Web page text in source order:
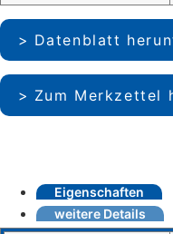
Datenblatt
Zum Merkzettel
Eigenschaften
weitere Details